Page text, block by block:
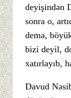
deyişindən
sonra o,
demə,
bizi deyil,
xatırlayıb,
Davud